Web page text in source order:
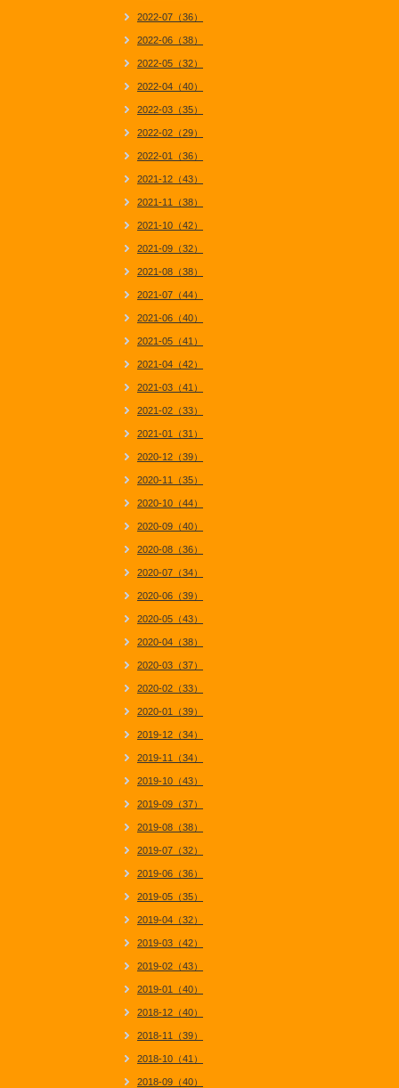
2022-07（36）
2022-06（38）
2022-05（32）
2022-04（40）
2022-03（35）
2022-02（29）
2022-01（36）
2021-12（43）
2021-11（38）
2021-10（42）
2021-09（32）
2021-08（38）
2021-07（44）
2021-06（40）
2021-05（41）
2021-04（42）
2021-03（41）
2021-02（33）
2021-01（31）
2020-12（39）
2020-11（35）
2020-10（44）
2020-09（40）
2020-08（36）
2020-07（34）
2020-06（39）
2020-05（43）
2020-04（38）
2020-03（37）
2020-02（33）
2020-01（39）
2019-12（34）
2019-11（34）
2019-10（43）
2019-09（37）
2019-08（38）
2019-07（32）
2019-06（36）
2019-05（35）
2019-04（32）
2019-03（42）
2019-02（43）
2019-01（40）
2018-12（40）
2018-11（39）
2018-10（41）
2018-09（40）